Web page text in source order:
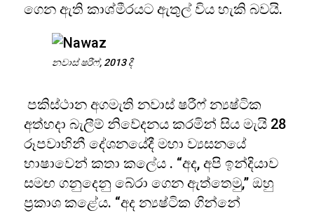
ගෙන ඇති කාශ්මීරයට ඇතුල් විය හැකි බවයි.
නවාස් ෂරීෆ්, 2013 දී
පකිස්ථාන අගමැති නවාස් ෂරීෆ් න්‍යෂ්ටික
අත්හදා බැලීම් නිවේදනය කරමින් සිය මැයි 28
රූපවාහිනී දේශනයේදී මහා ව්‍යසනයේ
භාෂාවෙන් කතා කලේය . “අද, අපි ඉන්දියාව
සමඟ ගනුදෙනු බේරා ගෙන ඇත්තෙමු,” ඔහු
ප්‍රකාශ කළේය. “අද න්‍යෂ්ටික ගින්නේ